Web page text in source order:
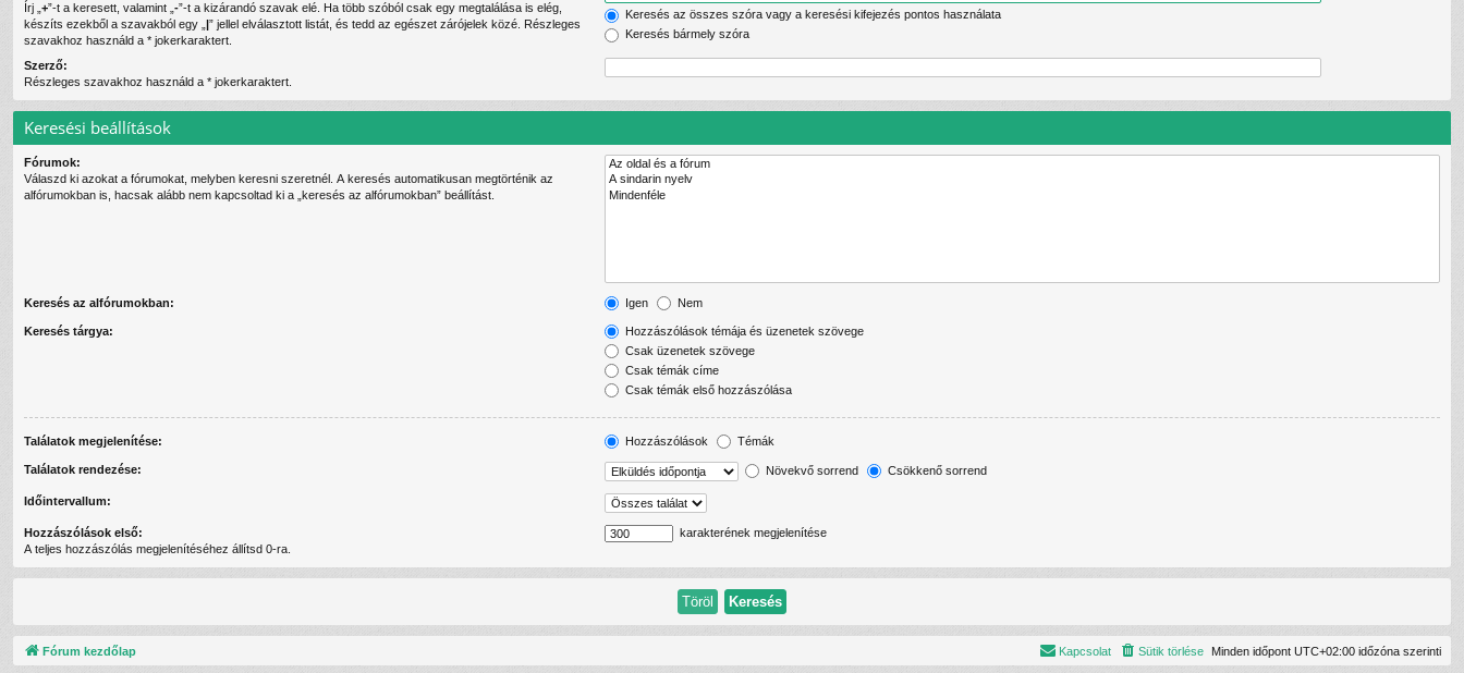
Írj „ +”-t a keresett, valamint „ -”-t a kizárandó szavak elé. Ha több szóból csak egy megtalálása is elég,
készíts ezekből a szavakból egy „ |” jellel elválasztott listát, és tedd az egészet zárójelek közé. Részleges
szavakhoz használd a * jokerkaraktert.
Keresés az összes szóra vagy a keresési kifejezés pontos használata
Keresés bármely szóra
Szerző:
Részleges szavakhoz használd a * jokerkaraktert.
Keresési beállítások
Fórumok:
Válaszd ki azokat a fórumokat, melyben keresni szeretnél. A keresés automatikusan megtörténik az
alfórumokban is, hacsak alább nem kapcsoltad ki a „keresés az alfórumokban” beállítást.
Keresés az alfórumokban: Igen Nem
Keresés tárgya:
Hozzászólások témája és üzenetek szövege
Csak üzenetek szövege
Csak témák címe
Csak témák első hozzászólása
Találatok megjelenítése: Hozzászólások Témák
Találatok rendezése: Növekvő sorrend Csökkenő sorrend
Időintervallum:
Hozzászólások első:
A teljes hozzászólás megjelenítéséhez állítsd 0-ra.
karakterének megjelenítése
Fórum kezdőlap Minden időpont UTC+02:00 időzóna szerinti
Sütik törlése
Kapcsolat